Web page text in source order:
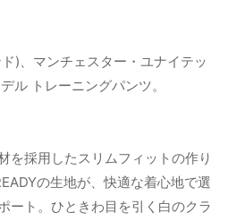
)、マンチェスター・ユナイテッ
ル トレーニングパンツ。
を採用したスリムフィットの作り
の生地が、快適な着心地で選
ート。ひときわ目を引く白のクラ